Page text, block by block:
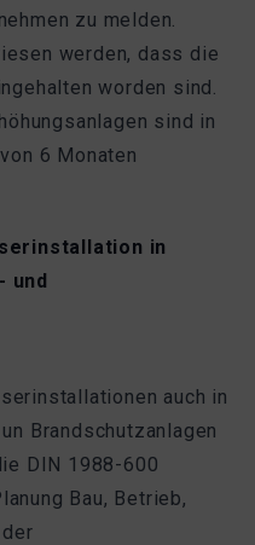
zu melden.
werden, dass die
worden sind.
sind in
6 Monaten
in
und
auch in
Brandschutzanlagen
DIN 1988-600
Bau, Betrieb,